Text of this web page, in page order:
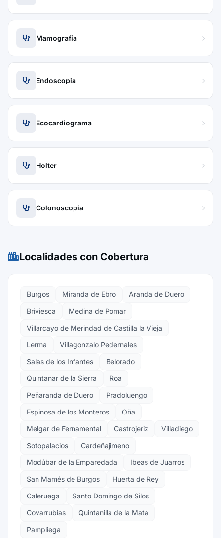
Mamografía
Endoscopia
Ecocardiograma
Holter
Colonoscopia
Localidades con Cobertura
Burgos Miranda de Ebro
Aranda de Duero
Briviesca
Medina de Pomar
Villarcayo de Merindad de Castilla la Vieja
Lerma
Villagonzalo Pedernales
Salas de los Infantes
Belorado
Quintanar de la Sierra
Roa
Peñaranda de Duero
Pradoluengo
Espinosa de los Monteros
Oña
Melgar de Fernamental
Castrojeriz
Villadiego
Sotopalacios
Cardeñajimeno
Modúbar de la Emparedada
Ibeas de Juarros
San Mamés de Burgos
Huerta de Rey
Caleruega
Santo Domingo de Silos
Covarrubias
Quintanilla de la Mata
Pampliega